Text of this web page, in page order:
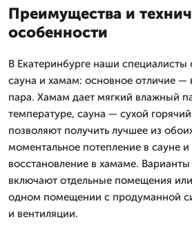
Преимущества и
особенности
В Екатеринбурге наши специалисты
сауна и хамам: основное отличие —
пара. Хамам дает мягкий влажный
температуре, сауна — сухой
позволяют получить лучшее из
моментальное потепление в сауне и
восстановление в хамаме.
включают отдельные помещения
одном помещении с продуманной
и вентиляции.